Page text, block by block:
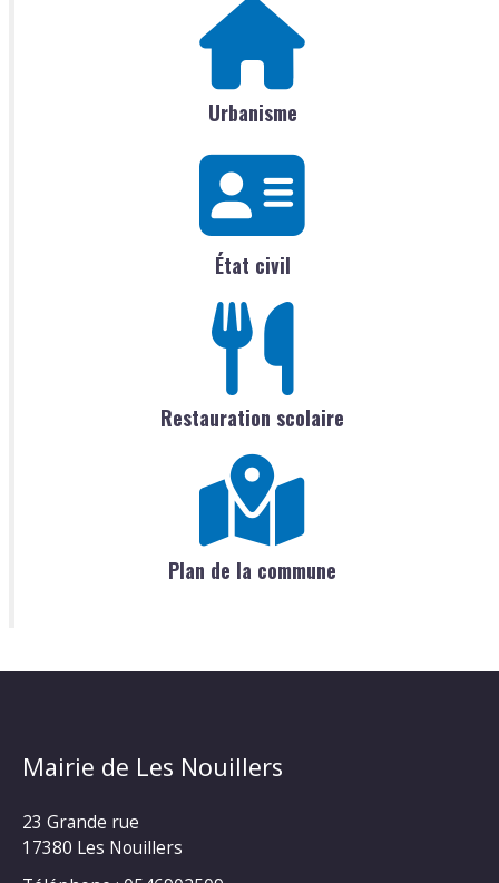
Urbanisme
État civil
Restauration scolaire
Plan de la commune
Mairie de Les Nouillers
23 Grande rue
17380 Les Nouillers